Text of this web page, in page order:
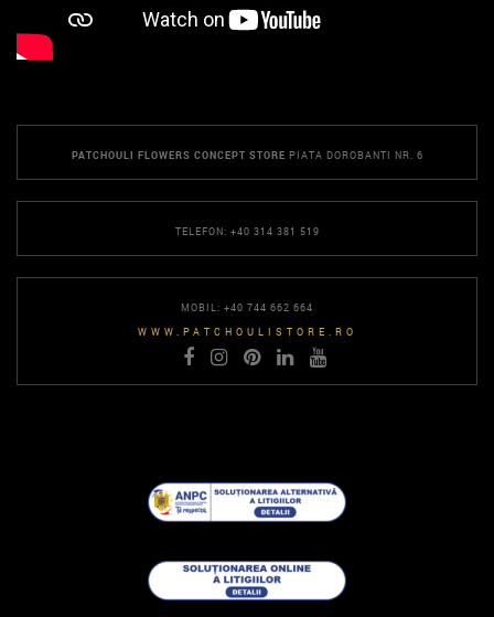
PATCHOULI FLOWERS CONCEPT STORE PIATA DOROBANTI NR. 6
TELEFON: +40 314 381 519
MOBIL: +40 744 662 664
WWW.PATCHOULISTORE.RO